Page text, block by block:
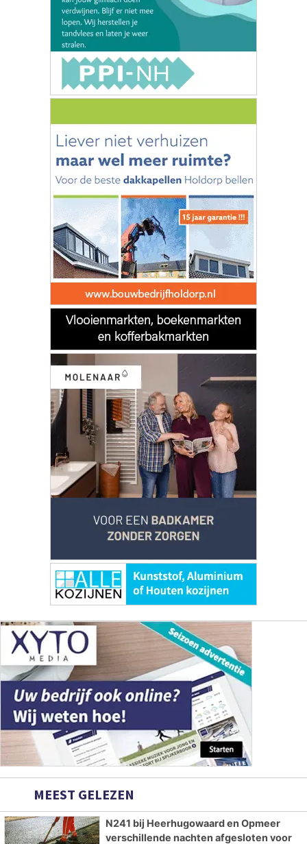
MEEST GELEZEN
N241 bij Heerhugowaard en Opmeer
verschillende nachten afgesloten voor